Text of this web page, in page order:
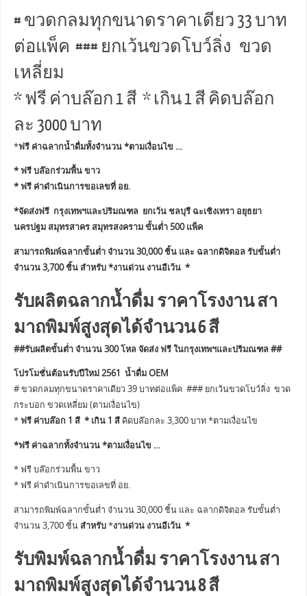
# ขวดกลมทุกขนาดราคาเดียว 33 บาท
ต่อแพ็ค ### ยกเว้นขวดโบว์ลิ่ง ขวด
เหลี่ยม
* ฟรี ค่าบล๊อก 1 สี * เกิน 1 สี คิดบล๊อก
ละ 3000 บาท
*ฟรี ค่าฉลากน้ำดื่มทั้งจำนวน *ตามเงื่อนไข …
* ฟรี บล๊อกร่วมพื้น ขาว
* ฟรี ค่าดำเนินการขอเลขที่ อย.
*จัดส่งฟรี กรุงเทพฯและปริมณฑล ยกเว้น ชลบุรี ฉะเชิงเทรา อยุธยา
นครปฐม สมุทรสาคร สมุทรสงคราม ขั้นต่ำ 500 แพ็ค
สามารถพิมพ์ฉลากขั้นต่ำ จำนวน 30,000 ชิ้น และ ฉลากดิจิตอล รับขั้นต่ำ
จำนวน 3,700 ชิ้น สำหรับ *งานด่วน งานอีเว้น *
รับผลิตฉลากน้ำดื่ม ราคาโรงงาน สา
มาถพิมพ์สูงสุดได้จำนวน 6 สี
##รับผลิตขั้นต่ำ จำนวน 300 โหล จัดส่ง ฟรี ในกรุงเทพฯและปริมณฑล ##
โปรโมชั่นต้อนรับปีใหม่ 2561 น้ำดื่ม OEM
# ขวดกลมทุกขนาดราคาเดียว 39 บาทต่อแพ็ค ### ยกเว้นขวดโบว์ลิ่ง ขวด
กระบอก ขวดเหลี่ยม (ตามเงื่อนไข)
*ฟรี ค่าบล๊อก 1 สี * เกิน 1 สี คิดบล๊อกละ 3,300 บาท *ตามเงื่อนไข
*ฟรี ค่าฉลากทั้งจำนวน *ตามเงื่อนไข …
* ฟรี บล๊อกร่วมพื้น ขาว
* ฟรี ค่าดำเนินการขอเลขที่ อย.
สามารถพิมพ์ฉลากขั้นต่ำ จำนวน 30,000 ชิ้น และ ฉลากดิจิตอล รับขั้นต่ำ
จำนวน 3,700 ชิ้นสำหรับ*งานด่วน งานอีเว้น *
รับพิมพ์ฉลากน้ำดื่ม ราคาโรงงาน สา
มาถพิมพ์สูงสุดได้จำนวน 8 สี